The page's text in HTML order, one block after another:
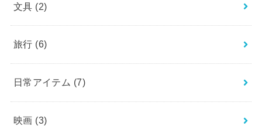
文具 (2)
旅行 (6)
日常アイテム (7)
映画 (3)